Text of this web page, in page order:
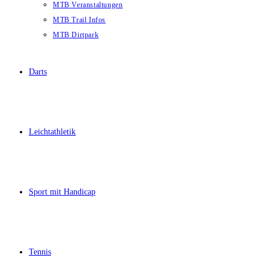
MTB Veranstaltungen
MTB Trail Infos
MTB Dirtpark
Darts
Leichtathletik
Sport mit Handicap
Tennis